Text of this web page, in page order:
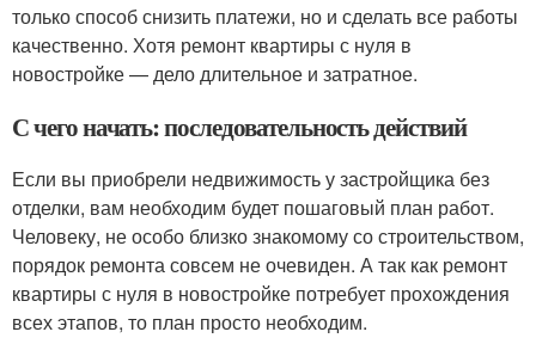
только способ снизить платежи, но и сделать все работы
качественно. Хотя ремонт квартиры с нуля в
новостройке — дело длительное и затратное.
С чего начать: последовательность действий
Если вы приобрели недвижимость у застройщика без
отделки, вам необходим будет пошаговый план работ.
Человеку, не особо близко знакомому со строительством,
порядок ремонта совсем не очевиден. А так как ремонт
квартиры с нуля в новостройке потребует прохождения
всех этапов, то план просто необходим.